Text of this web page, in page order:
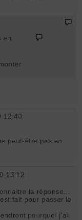
en
12:40
peut-être pas en
13:12
la réponse...
fait pour passer le
pourquoi j'ai